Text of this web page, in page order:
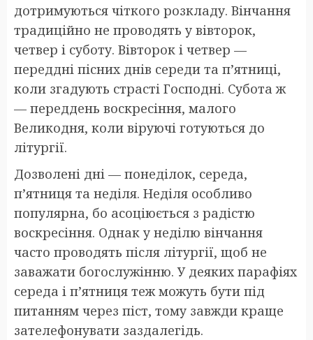
дотримуються чіткого розкладу. Вінчання
традиційно не проводять у вівторок,
четвер і суботу. Вівторок і четвер —
переддні пісних днів середи та п’ятниці,
коли згадують страсті Господні. Субота ж
— переддень воскресіння, малого
Великодня, коли віруючі готуються до
літургії.
Дозволені дні — понеділок, середа,
п’ятниця та неділя. Неділя особливо
популярна, бо асоціюється з радістю
воскресіння. Однак у неділю вінчання
часто проводять після літургії, щоб не
заважати богослужінню. У деяких парафіях
середа і п’ятниця теж можуть бути під
питанням через піст, тому завжди краще
зателефонувати заздалегідь.